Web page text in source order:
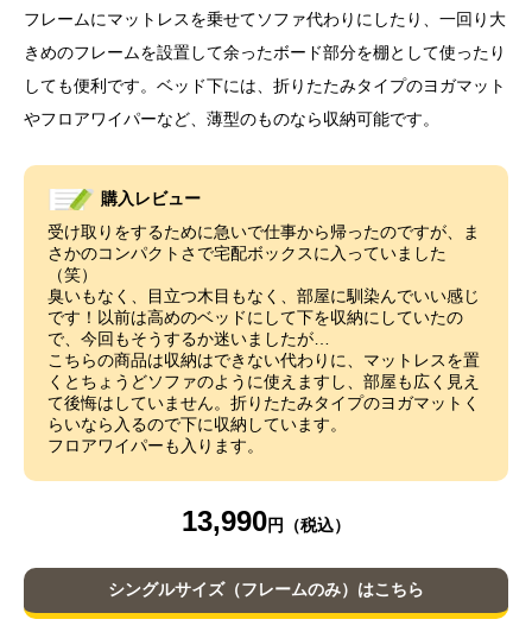
フレームにマットレスを乗せてソファ代わりにしたり、一回り大
きめのフレームを設置して余ったボード部分を棚として使ったり
しても便利です。ベッド下には、折りたたみタイプのヨガマット
やフロアワイパーなど、薄型のものなら収納可能です。
購入レビュー
受け取りをするために急いで仕事から帰ったのですが、ま
さかのコンパクトさで宅配ボックスに入っていました
（笑）
臭いもなく、目立つ木目もなく、部屋に馴染んでいい感じ
です！以前は高めのベッドにして下を収納にしていたの
で、今回もそうするか迷いましたが…
こちらの商品は収納はできない代わりに、マットレスを置
くとちょうどソファのように使えますし、部屋も広く見え
て後悔はしていません。折りたたみタイプのヨガマットく
らいなら入るので下に収納しています。
フロアワイパーも入ります。
13,990
シングルサイズ（フレームのみ）はこちら